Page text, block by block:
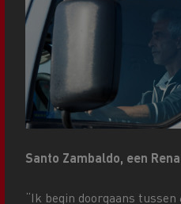
Santo Zambaldo, een
“Ik begin doorgaans tussen